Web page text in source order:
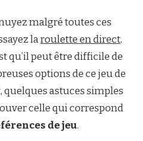
malgré toutes ces
laroulette en direct.
qu’il peut être difficile de
options de ce jeu de
astuces simples
celle qui correspond
de jeu.